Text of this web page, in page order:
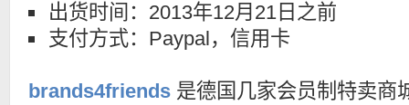
出货时间：2013年12月21日之前
支付方式：Paypal，信用卡
brands4friends 是德国几家会员制特卖商